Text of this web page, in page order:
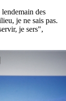
des
je ne sais pas.
je sers",